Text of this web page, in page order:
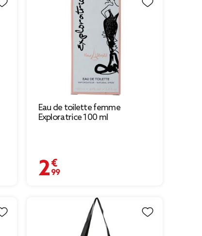
Eau de toilette femme
Exploratrice 100 ml
2,99 €